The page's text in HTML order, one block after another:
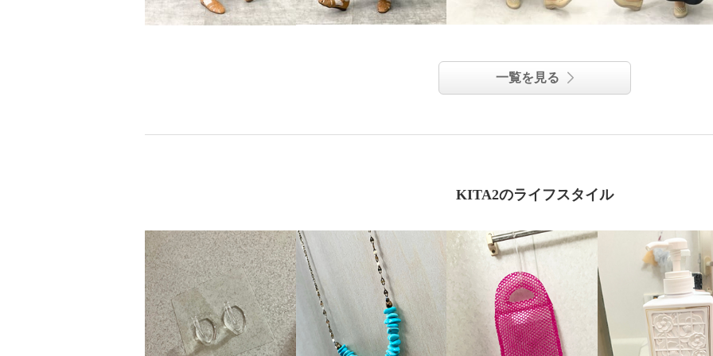
一覧を見る
KITA2のライフスタイル